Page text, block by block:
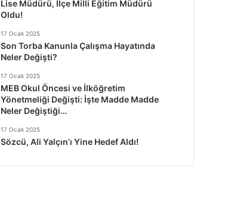
Lise Müdürü, İlçe Milli Eğitim Müdürü
Oldu!
17 Ocak 2025
Son Torba Kanunla Çalışma Hayatında
Neler Değişti?
17 Ocak 2025
MEB Okul Öncesi ve İlköğretim
Yönetmeliği Değişti: İşte Madde Madde
Neler Değiştiği…
17 Ocak 2025
Sözcü, Ali Yalçın’ı Yine Hedef Aldı!